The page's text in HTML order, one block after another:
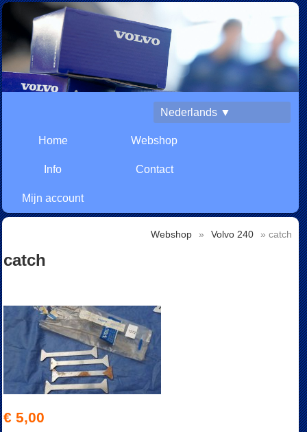
Nederlands ▼
Home Webshop
Info Contact
Mijn account
Webshop » Volvo 240 » catch
catch
€ 5,00